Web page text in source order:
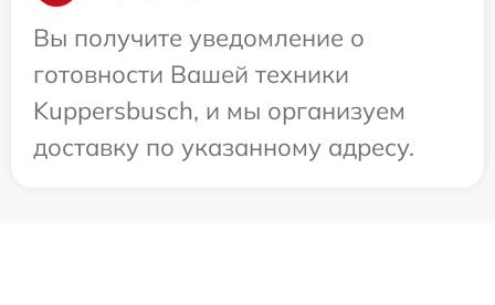
Вы получите уведомление о
готовности Вашей техники
Kuppersbusch, и мы организуем
доставку по указанному адресу.